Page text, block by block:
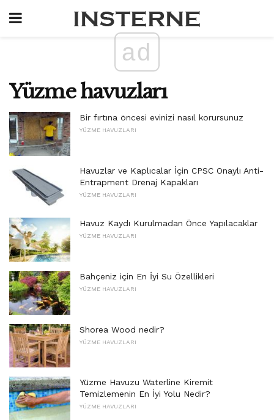
ad
Yüzme havuzları
Bir fırtına öncesi evinizi nasıl korursunuz
YÜZME HAVUZLARI
Havuzlar ve Kaplıcalar İçin CPSC Onaylı Anti-
Entrapment Drenaj Kapakları
YÜZME HAVUZLARI
Havuz Kaydı Kurulmadan Önce Yapılacaklar
YÜZME HAVUZLARI
Bahçeniz için En İyi Su Özellikleri
YÜZME HAVUZLARI
Shorea Wood nedir?
YÜZME HAVUZLARI
Yüzme Havuzu Waterline Kiremit
Temizlemenin En İyi Yolu Nedir?
YÜZME HAVUZLARI